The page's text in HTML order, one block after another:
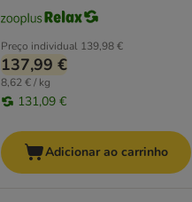
Preço individual 139,98 €
137,99 €
8,62 € / kg
131,09 €
Adicionar ao carrinho